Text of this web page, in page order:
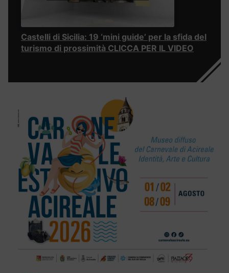
Castelli di Sicilia: 19 ‘mini guide’ per la sfida del
turismo di prossimità CLICCA PER IL VIDEO